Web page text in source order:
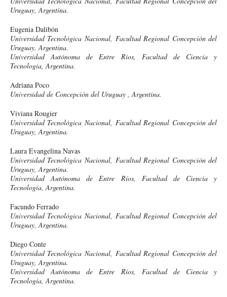
Uruguay, Argentina.
Eugenia Dalibón
Universidad Tecnológica Nacional, Facultad Regional Concepción del
Uruguay, Argentina.
Universidad Autónoma de Entre Ríos, Facultad de Ciencia y
Tecnología, Argentina.
Adriana Poco
Universidad de Concepción del Uruguay , Argentina.
Viviana Rougier
Universidad Tecnológica Nacional, Facultad Regional Concepción del
Uruguay, Argentina.
Laura Evangelina Navas
Universidad Tecnológica Nacional, Facultad Regional Concepción del
Uruguay, Argentina.
Universidad Autónoma de Entre Ríos, Facultad de Ciencia y
Tecnología, Argentina.
Facundo Ferrado
Universidad Tecnológica Nacional, Facultad Regional Concepción del
Uruguay, Argentina.
Diego Conte
Universidad Tecnológica Nacional, Facultad Regional Concepción del
Uruguay, Argentina.
Universidad Autónoma de Entre Ríos, Facultad de Ciencia y
Tecnología, Argentina.